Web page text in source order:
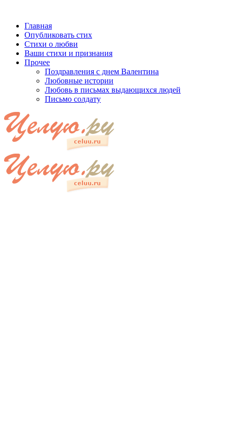
Главная
Опубликовать стих
Стихи о любви
Ваши стихи и признания
Прочее
Поздравления с днем Валентина
Любовные истории
Любовь в письмах выдающихся людей
Письмо солдату